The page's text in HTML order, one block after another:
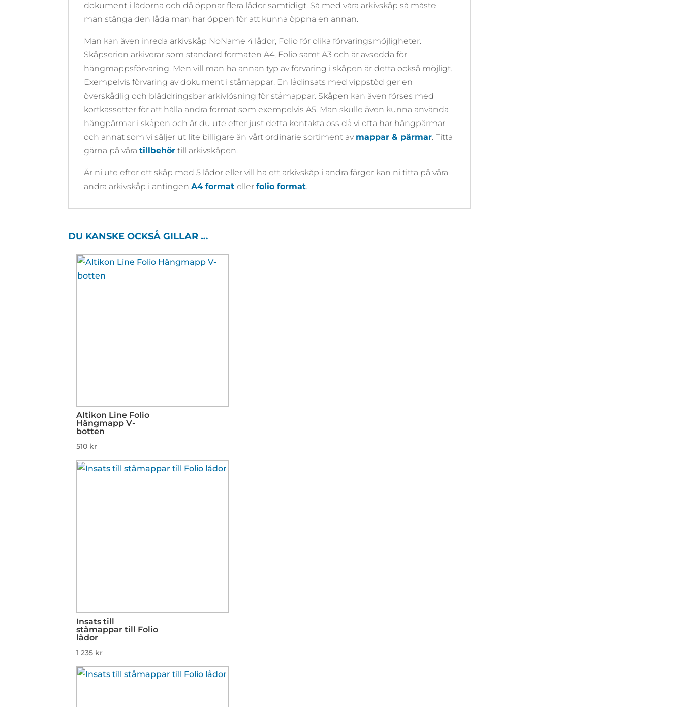
dokument i lådorna och då öppnar flera lådor samtidigt. Så med våra arkivskåp så måste
man stänga den låda man har öppen för att kunna öppna en annan.
Man kan även inreda arkivskåp NoName 4 lådor, Folio för olika förvaringsmöjligheter.
Skåpserien arkiverar som standard formaten A4, Folio samt A3 och är avsedda för
hängmappsförvaring. Men vill man ha annan typ av förvaring i skåpen är detta också möjligt.
Exempelvis förvaring av dokument i ståmappar. En lådinsats med vippstöd ger en
överskådlig och bläddringsbar arkivlösning för ståmappar. Skåpen kan även förses med
kortkassetter för att hålla andra format som exempelvis A5. Man skulle även kunna använda
hängpärmar i skåpen och är du ute efter just detta kontakta oss då vi ofta har hängpärmar
och annat som vi säljer ut lite billigare än vårt ordinarie sortiment av mappar & pärmar. Titta
gärna på våratillbehör till arkivskåpen.
Är ni ute efter ett skåp med 5 lådor eller vill ha ett arkivskåp i andra färger kan ni titta på våra
andra arkivskåp i antingenA4 format ellerfolio format.
DU KANSKE OCKSÅ GILLAR …
Altikon Line Folio
Hängmapp V-
botten
510 kr
Insats till
ståmappar till Folio
lådor
1 235 kr